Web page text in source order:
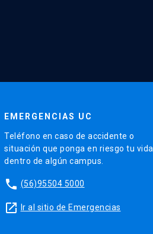
EMERGENCIAS UC
Teléfono en caso de accidente o
situación que ponga en riesgo tu vida
dentro de algún campus.
phone (56)95504 5000
launch Ir al sitio de Emergencias